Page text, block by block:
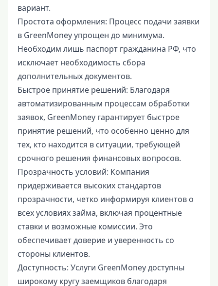
вариант.
Простота оформления: Процесс подачи заявки
в GreenMoney упрощен до минимума.
Необходим лишь паспорт гражданина РФ, что
исключает необходимость сбора
дополнительных документов.
Быстрое принятие решений: Благодаря
автоматизированным процессам обработки
заявок, GreenMoney гарантирует быстрое
принятие решений, что особенно ценно для
тех, кто находится в ситуации, требующей
срочного решения финансовых вопросов.
Прозрачность условий: Компания
придерживается высоких стандартов
прозрачности, четко информируя клиентов о
всех условиях займа, включая процентные
ставки и возможные комиссии. Это
обеспечивает доверие и уверенность со
стороны клиентов.
Доступность: Услуги GreenMoney доступны
широкому кругу заемщиков благодаря